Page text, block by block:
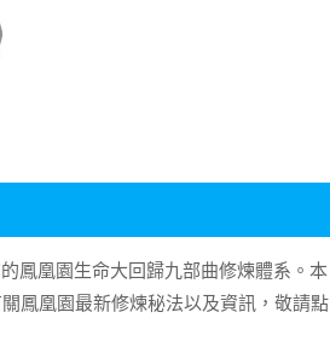
鳳凰園生命大回歸九部曲修煉體系。本
鳳凰園最新修煉秘法以及資訊，敬請點